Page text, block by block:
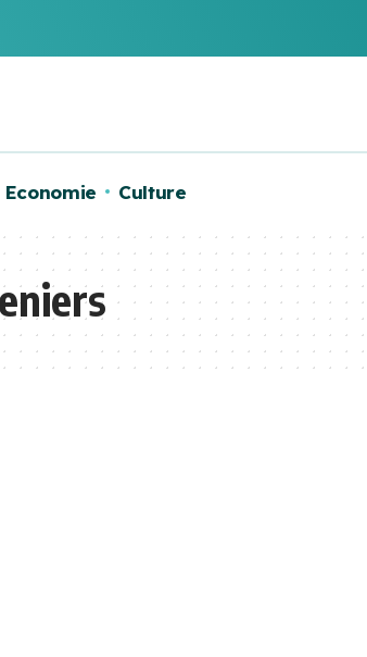
Economie Culture